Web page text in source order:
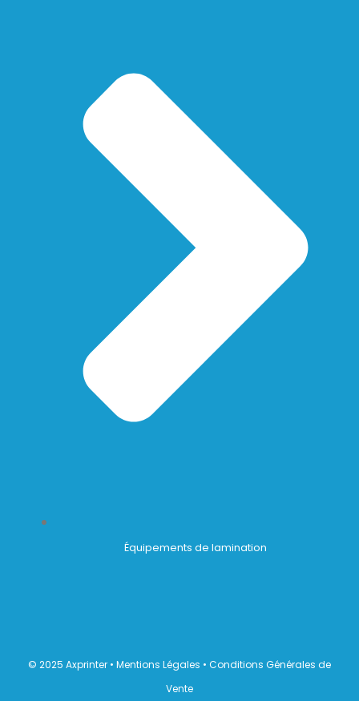
Équipements de lamination
© 2025 Axprinter • Mentions Légales • Conditions Générales de
Vente